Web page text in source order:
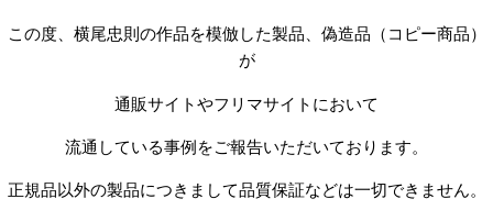
この度、横尾忠則の作品を模倣した製品、偽造品（コピー商品）
が
通販サイトやフリマサイトにおいて
流通している事例をご報告いただいております。
正規品以外の製品につきまして品質保証などは一切できません。